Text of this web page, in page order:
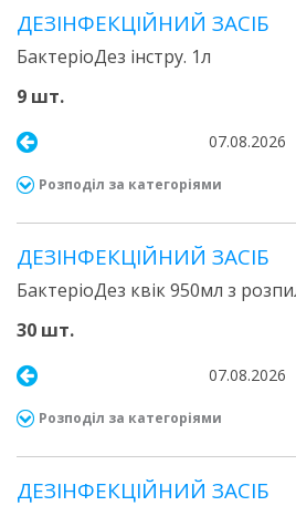
ДЕЗІНФЕКЦІЙНИЙ ЗАСІБ
БактеріоДез інстру. 1л
9 шт.
07.08.2026
Розподіл за категоріями
ДЕЗІНФЕКЦІЙНИЙ ЗАСІБ
БактеріоДез квік 950мл з
30 шт.
07.08.2026
Розподіл за категоріями
ДЕЗІНФЕКЦІЙНИЙ ЗАСІБ